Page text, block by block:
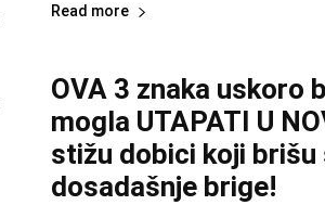
Read more
OVA 3 znaka uskoro
mogla UTAPATI U
stižu dobici koji brišu
dosadašnje brige!